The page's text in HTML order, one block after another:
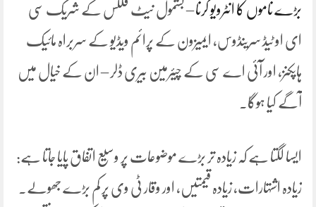
بڑے ناموں کا انٹرویو کرنا– بشمول نیٹ فلکس کے شریک سی
ای او ٹیڈ سرینڈوس، ایمیزون کے پرائم ویڈیو کے سربراہ مائیک
ہاپکنز، اور آئی اے سی کے چیئرمین بیری ڈلر – ان کے خیال میں
آگے کیا ہوگا۔
ایسا لگتا ہے کہ زیادہ تر بڑے موضوعات پر وسیع اتفاق پایا جاتا ہے:
زیادہ اشتہارات، زیادہ قیمتیں، اور وقار ٹی وی پر کم بڑے جھولے۔